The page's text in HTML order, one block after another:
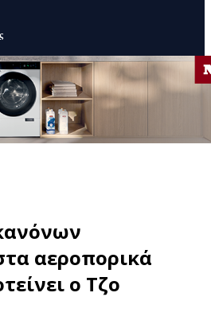
αεροπορικά
ο Τζο